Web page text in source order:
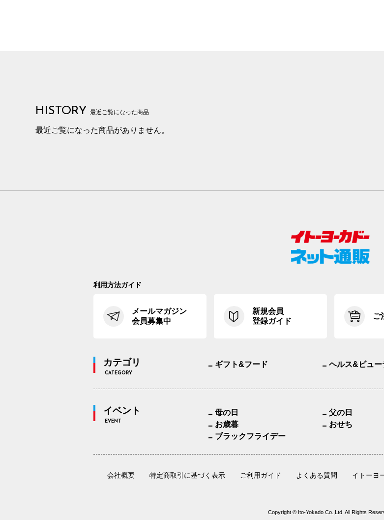
HISTORY 最近ご覧になった商品
最近ご覧になった商品がありません。
利用方法ガイド
メールマガジン
会員募集中
新規会員
登録ガイド
ご
カテゴリ
CATEGORY
ギフト&フード ヘルス&ビュー
イベント
EVENT
母の日 父の日
お歳暮
おせち
ブラックフライデー
会社概要 特定商取引に基づく表示 ご利用ガイド よくある質問 イトーヨ
Copyright © Ito-Yokado Co.,Ltd. All Rights